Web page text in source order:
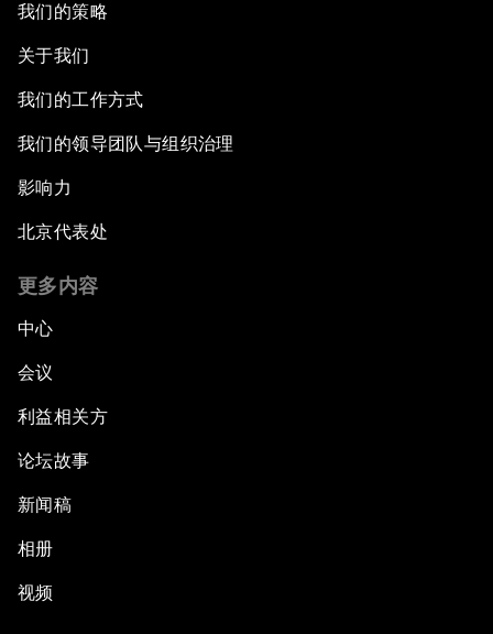
我们的策略
关于我们
我们的工作方式
我们的领导团队与组织治理
影响力
北京代表处
更多内容
中心
会议
利益相关方
论坛故事
新闻稿
相册
视频